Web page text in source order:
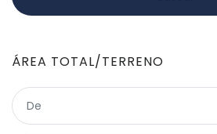
ÁREA TOTAL/TERRENO